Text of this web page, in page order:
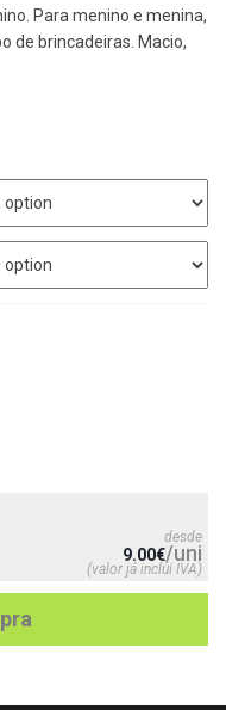
Para menino e menina,
de brincadeiras. Macio,
desde
9.00€/uni
(valor já inclui IVA)